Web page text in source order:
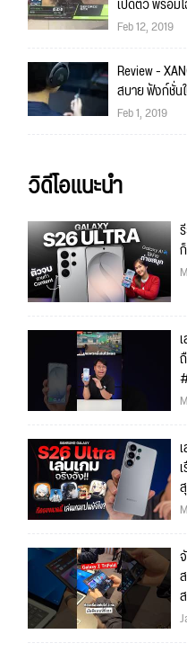
Feb 12, 2019
Review -
สบาย ฟังก์ชั่น
Feb 1, 2019
วิดีโอแนะนำ